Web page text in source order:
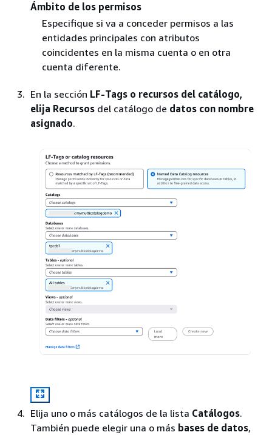
Ámbito de los permisos
Especifique si va a conceder permisos a las
entidades principales con atributos
coincidentes en la misma cuenta o en otra
cuenta diferente.
En la sección LF-Tags o recursos del catálogo,
elija Recursos del catálogo de datos con nombre
asignado.
Elija uno o más catálogos de la lista Catálogos.
También puede elegir una o más bases de datos,